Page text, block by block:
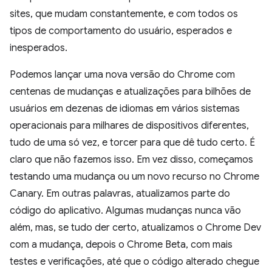
sites, que mudam constantemente, e com todos os
tipos de comportamento do usuário, esperados e
inesperados.
Podemos lançar uma nova versão do Chrome com
centenas de mudanças e atualizações para bilhões de
usuários em dezenas de idiomas em vários sistemas
operacionais para milhares de dispositivos diferentes,
tudo de uma só vez, e torcer para que dê tudo certo. É
claro que não fazemos isso. Em vez disso, começamos
testando uma mudança ou um novo recurso no Chrome
Canary. Em outras palavras, atualizamos parte do
código do aplicativo. Algumas mudanças nunca vão
além, mas, se tudo der certo, atualizamos o Chrome Dev
com a mudança, depois o Chrome Beta, com mais
testes e verificações, até que o código alterado chegue